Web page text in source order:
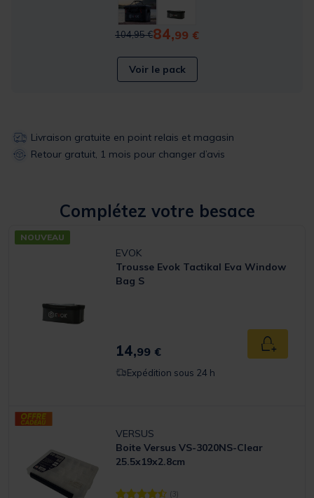
Price reduced from
104,95 €to
84,99 €
Voir le pack
Livraison gratuite en point relais et magasin
Retour gratuit, 1 mois pour changer d’avis
Complétez votre besace
NOUVEAU
EVOK
Trousse Evok Tactikal Eva Window
Bag S
14,99 € Ajouter
Expédition sous 24 h
VERSUS
Boite Versus VS-3020NS-Clear
25.5x19x2.8cm
(3)